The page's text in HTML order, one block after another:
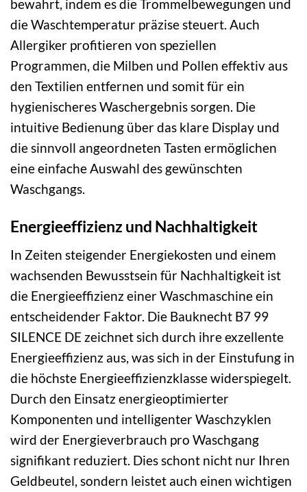
bewahrt, indem es die Trommelbewegungen und
die Waschtemperatur präzise steuert. Auch
Allergiker profitieren von speziellen
Programmen, die Milben und Pollen effektiv aus
den Textilien entfernen und somit für ein
hygienischeres Waschergebnis sorgen. Die
intuitive Bedienung über das klare Display und
die sinnvoll angeordneten Tasten ermöglichen
eine einfache Auswahl des gewünschten
Waschgangs.
Energieeffizienz und Nachhaltigkeit
In Zeiten steigender Energiekosten und einem
wachsenden Bewusstsein für Nachhaltigkeit ist
die Energieeffizienz einer Waschmaschine ein
entscheidender Faktor. Die Bauknecht B7 99
SILENCE DE zeichnet sich durch ihre exzellente
Energieeffizienz aus, was sich in der Einstufung in
die höchste Energieeffizienzklasse widerspiegelt.
Durch den Einsatz energieoptimierter
Komponenten und intelligenter Waschzyklen
wird der Energieverbrauch pro Waschgang
signifikant reduziert. Dies schont nicht nur Ihren
Geldbeutel, sondern leistet auch einen wichtigen